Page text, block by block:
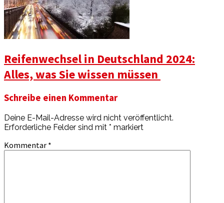
Reifenwechsel in Deutschland 2024:
Alles, was Sie wissen müssen
Schreibe einen Kommentar
Deine E-Mail-Adresse wird nicht veröffentlicht.
Erforderliche Felder sind mit * markiert
Kommentar *